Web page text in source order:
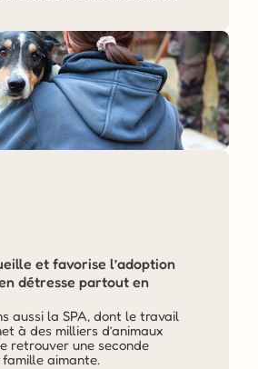
et favorise l’adoption
détresse partout en
aussi la SPA, dont le travail
à des milliers d’animaux
retrouver une seconde
aimante.